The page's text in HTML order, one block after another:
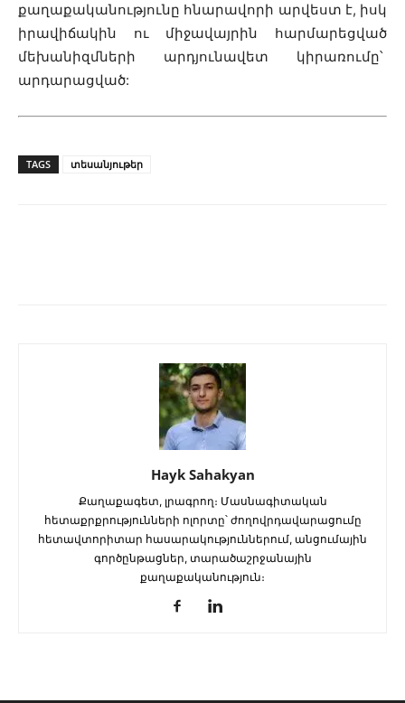
քաղաքականությունը հնարավորի արվեստ է, իսկ
իրավիճակին ու միջավայրին հարմարեցված
մեխանիզմների արդյունավետ կիրառումը՝
արդարացված:
TAGS տեսանյութեր
Hayk Sahakyan
Քաղաքագետ, լրագրող։ Մասնագիտական
հետաքրքրությունների ոլորտը՝ ժողովրդավարացումը
հետավտորիտար հասարակություններում, անցումային
գործընթացներ, տարածաշրջանային
քաղաքականություն։